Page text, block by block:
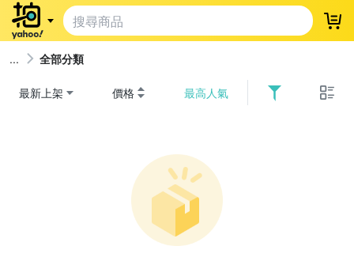
登
全部分類
最新上架 價格 最高人氣